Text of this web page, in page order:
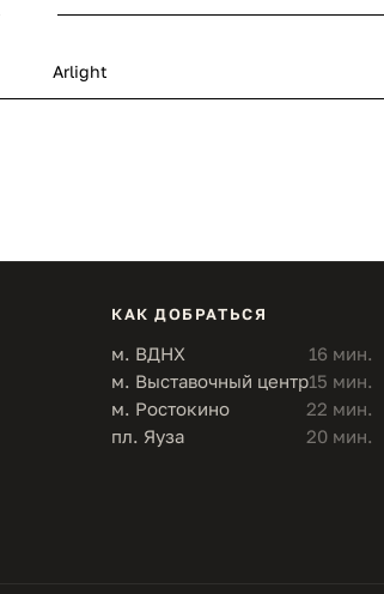
Arlight
КАК ДОБРАТЬСЯ
м. ВДНХ
16 мин.
м. Выставочный центр15 мин.
м. Ростокино
22 мин.
пл. Яуза
20 мин.